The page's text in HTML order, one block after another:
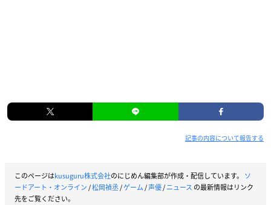
記事の内容について報告する
このページはkusuguru株式会社のにじめん編集部が作成・配信しています。 ソ
ードアート・オンライン/松岡禎丞/ゲーム/声優/ニュース の最新情報はリンク
先をご覧ください。